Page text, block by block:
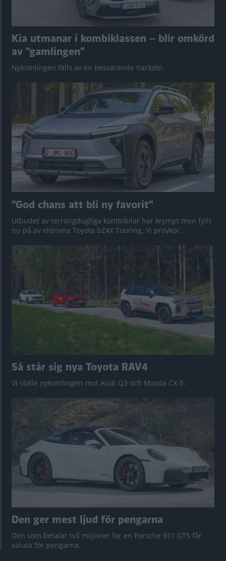
Kia utmanar i kombiklassen – blir omkörd
av ”gamlingen”
Nykomlingen fälls av en besvärande nackdel.
”God chans att bli ny favorit”
Utbudet av terrängdugliga kombibilar har krympt men fylls
nu på av eldrivna Toyota bZ4X Touring. Vi provkör.
Så står sig nya Toyota RAV4
Vi ställe nykomlingen mot Audi Q3 och Mazda CX-5.
Den ger mest ljud för pengarna
Den som betalar två miljoner för en Porsche 911 GTS får
valuta för pengarna.